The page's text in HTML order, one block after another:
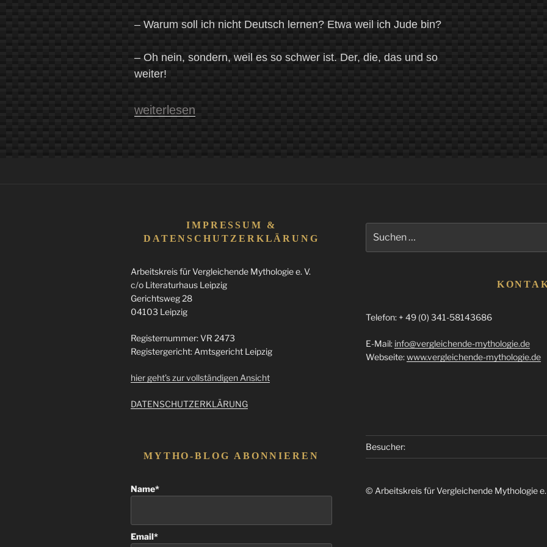
– Warum soll ich nicht Deutsch lernen? Etwa weil ich Jude bin?
– Oh nein, sondern, weil es so schwer ist. Der, die, das und so
weiter!
„Zwischen
Reise
Israel“
weiterlesen
IMPRESSUM &
DATENSCHUTZERKLÄRUNG
Arbeitskreis für Vergleichende Mythologie e. V.
c/o Literaturhaus Leipzig
Gerichtsweg 28
04103 Leipzig
Registernummer: VR 2473
Registergericht: Amtsgericht Leipzig
hier geht’s zur vollständigen Ansicht
DATENSCHUTZERKLÄRUNG
MYTHO-BLOG ABONNIEREN
Name*
Email*
nach:
Telefon: + 49 (0) 341-58143686
E-Mail: info@vergleichende-mythologie.de
Webseite:www.vergleichende-mythologie.de
Besucher:
© Arbeitskreis für Vergleichende Mythologie